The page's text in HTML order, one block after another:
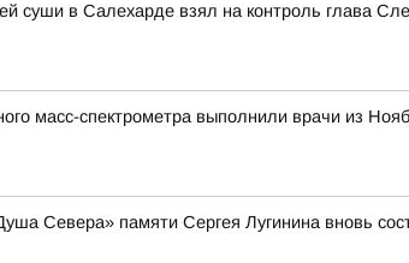
суши в Салехарде взял на контроль глава
масс-спектрометра выполнили врачи из
Севера» памяти Сергея Лугинина вновь